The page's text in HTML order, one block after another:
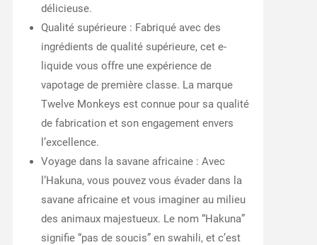
délicieuse.
Qualité supérieure : Fabriqué avec des
ingrédients de qualité supérieure, cet e-
liquide vous offre une expérience de
vapotage de première classe. La marque
Twelve Monkeys est connue pour sa qualité
de fabrication et son engagement envers
l’excellence.
Voyage dans la savane africaine : Avec
l’Hakuna, vous pouvez vous évader dans la
savane africaine et vous imaginer au milieu
des animaux majestueux. Le nom “Hakuna”
signifie “pas de soucis” en swahili, et c’est